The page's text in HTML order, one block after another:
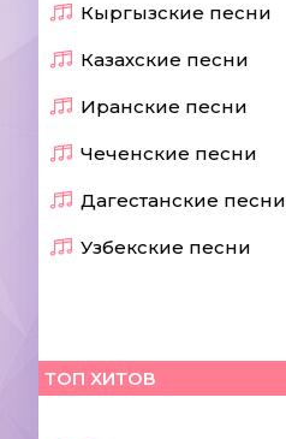
Кыргызские песни
Казахские песни
Иранские песни
Чеченские песни
Дагестанские песни
Узбекские песни
ТОП ХИТОВ